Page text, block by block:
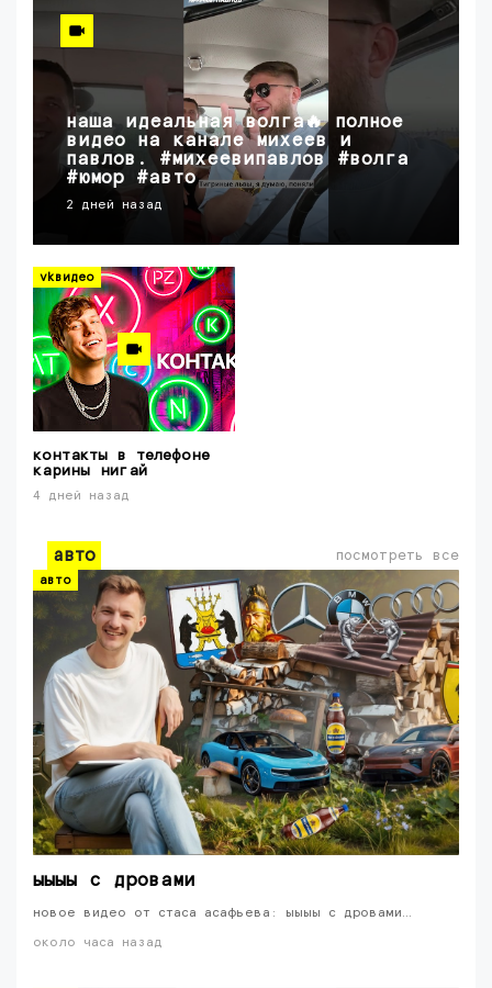
наша идеальная волга🔥 полное
видео на канале михеев и
павлов. #михеевипавлов #волга
#юмор #авто
2 дней назад
vkвидео
контакты в телефоне
карины нигай
4 дней назад
авто посмотреть все
авто
ыыыы с дровами
новое видео от стаса асафьева: ыыыы с дровами…
около часа назад